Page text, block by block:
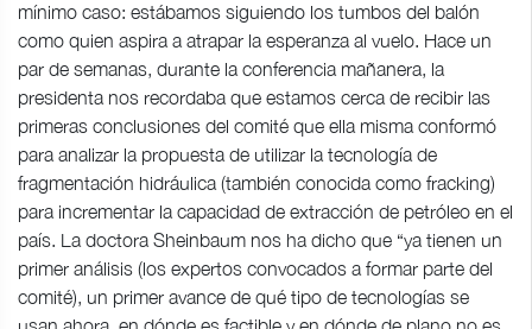
mínimo caso: estábamos siguiendo los tumbos del balón
como quien aspira a atrapar la esperanza al vuelo. Hace un
par de semanas, durante la conferencia mañanera, la
presidenta nos recordaba que estamos cerca de recibir las
primeras conclusiones del comité que ella misma conformó
para analizar la propuesta de utilizar la tecnología de
fragmentación hidráulica (también conocida como fracking)
para incrementar la capacidad de extracción de petróleo en el
país. La doctora Sheinbaum nos ha dicho que “ya tienen un
primer análisis (los expertos convocados a formar parte del
comité), un primer avance de qué tipo de tecnologías se